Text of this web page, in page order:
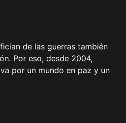
de las guerras también
Por eso, desde 2004,
por un mundo en paz y un